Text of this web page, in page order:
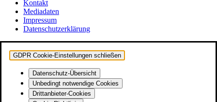
Kontakt
Mediadaten
Impressum
Datenschutzerklärung
GDPR Cookie-Einstellungen schließen
Datenschutz-Übersicht
Unbedingt notwendige Cookies
Drittanbieter-Cookies